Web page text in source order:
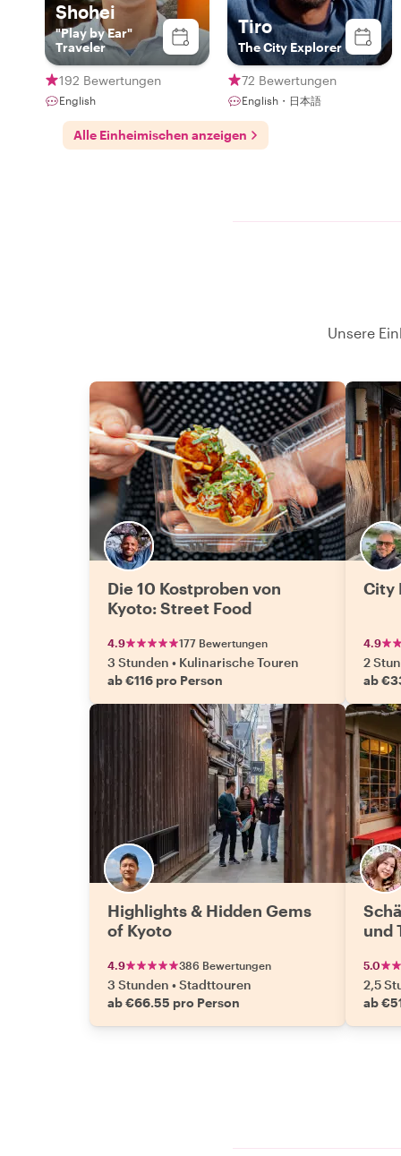
Shohei
"Play by Ear"
Traveler
192 Bewertungen
English
Tiro
The City Explorer
72 Bewertungen
English・日本語
Alle Einheimischen anzeigen
Unsere
Die 10 Kostproben von
Kyoto: Street Food
4.9 177 Bewertungen
3 Stunden • Kulinarische Touren
ab €116 pro Person
City
4.9
2
ab
Highlights & Hidden Gems
of Kyoto
4.9 386 Bewertungen
3 Stunden •Stadttouren
ab €66.55 pro Person
und
5.0
2,5
ab